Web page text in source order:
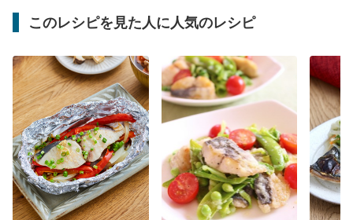
このレシピを見た人に人気のレシピ